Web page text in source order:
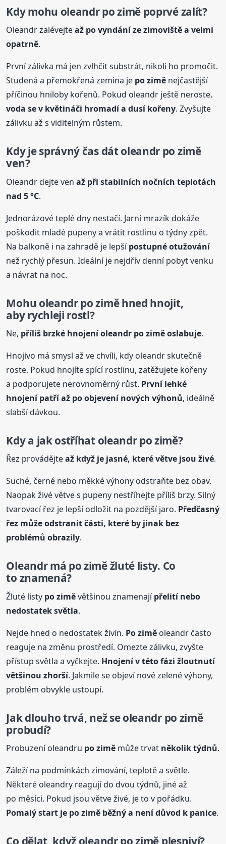
Kdy mohu oleandrpo zimě poprvé zalít?
Oleandr zalévejteaž po vyndání ze zimoviště a velmi
opatrně.
První zálivka má jen zvlhčit substrát, nikoli ho promočit.
Studená a přemokřená zemina je po zimě nejčastější
příčinou hniloby kořenů. Pokud oleandr ještě neroste,
voda se v květináči hromadí a dusí kořeny. Zvyšujte
zálivku až s viditelným růstem.
Kdy je správný čas dát oleandr po zimě
ven?
Oleandr dejte venaž při stabilních nočních teplotách
nad 5 °C.
Jednorázové teplé dny nestačí. Jarní mrazík dokáže
poškodit mladé pupeny a vrátit rostlinu o týdny zpět.
Na balkoně i na zahradě je lepšípostupné otužování
než rychlý přesun. Ideální je nejdřív denní pobyt venku
a návrat na noc.
Mohu oleandrpo ziměhned hnojit,
aby rychleji rostl?
Ne, příliš brzké hnojení oleandr po ziměoslabuje.
Hnojivo má smysl až ve chvíli, kdy oleandr skutečně
roste. Pokud hnojíte spící rostlinu, zatěžujete kořeny
a podporujete nerovnoměrný růst. První lehké
hnojení patří až po objevení nových výhonů, ideálně
slabší dávkou.
Kdy a jak ostříhat oleandrpo zimě?
Řez provádějteaž když je jasné, které větve jsou živé.
Suché, černé nebo měkké výhony odstraňte bez obav.
Naopak živé větve s pupeny nestříhejte příliš brzy. Silný
tvarovací řez je lepší odložit na pozdější jaro. Předčasný
řez může odstranit části, které by jinak bez
problémů obrazily.
Oleandr má po ziměžluté listy. Co
to znamená?
Žluté listy po ziměvětšinou znamenajípřelití nebo
nedostatek světla.
Nejde hned o nedostatek živin. Po zimě oleandr často
reaguje na změnu prostředí. Omezte zálivku, zvyšte
přístup světla a vyčkejte. Hnojení v této fázi žloutnutí
většinou zhorší. Jakmile se objeví nové zelené výhony,
problém obvykle ustoupí.
Jak dlouho trvá, než se oleandr po zimě
probudí?
Probuzení oleandru po zimě může trvat několik týdnů.
Záleží na podmínkách zimování, teplotě a světle.
Některé oleandry reagují do dvou týdnů, jiné až
po měsíci. Pokud jsou větve živé, je to v pořádku.
Pomalý start je po zimě běžný a není důvod k panice.
Co dělat, když oleandrpo zimě plesniví?